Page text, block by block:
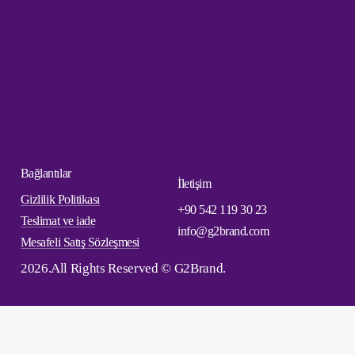
Bağlantılar
Gizlilik Politikası
Teslimat ve iade
Mesafeli Satış Sözleşmesi
İletişim
+90 542 119 30 23
info@g2brand.com
2026.All Rights Reserved © G2Brand.